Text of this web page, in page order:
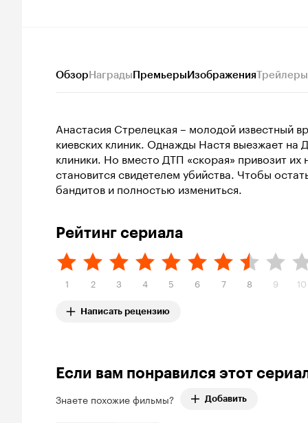
ОбзорНаградыПремьерыИзображенияТрейлеры
Анастасия Стрелецкая – молодой известный
киевских клиник. Однажды Настя выезжает
клиники. Но вместо ДТП «скорая» привозит
становится свидетелем убийства. Чтобы
бандитов и полностью измениться.
Рейтинг сериала
1 2 3 4 5 6 7 8 9 10
Написать рецензию
Если вам понравился этот
Знаете похожие фильмы? Добавить